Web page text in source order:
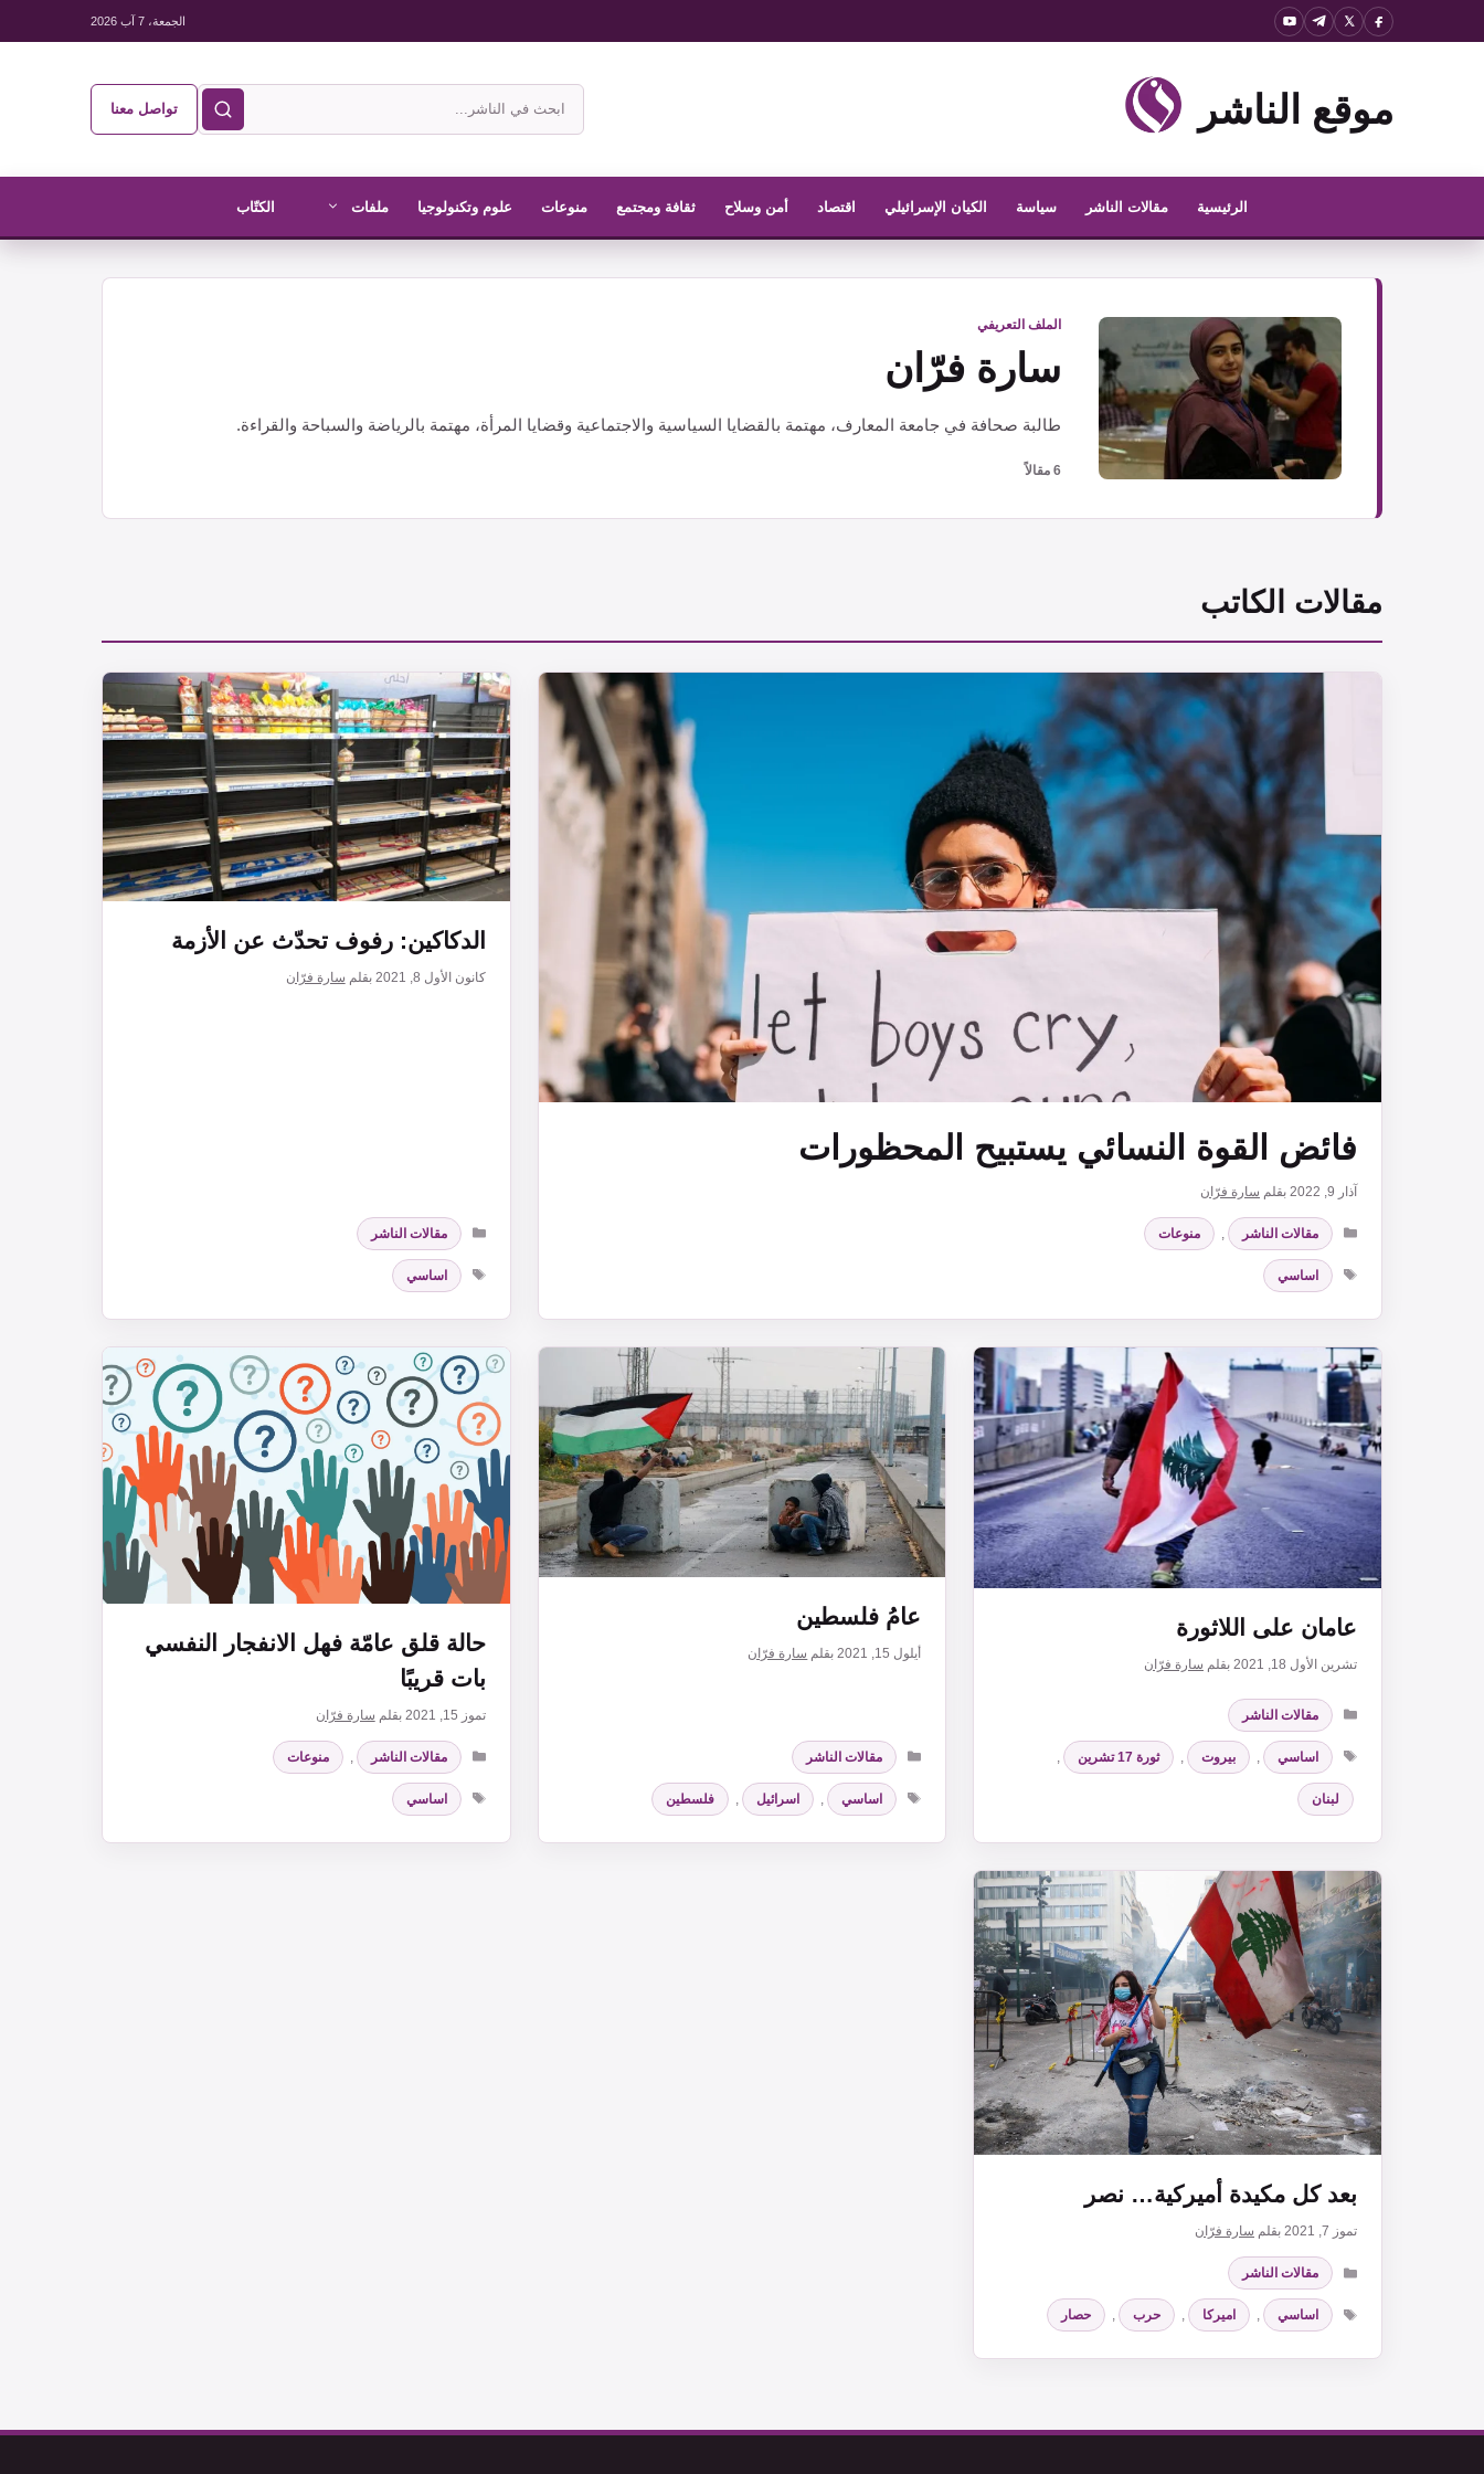
الجمعة، 7 آب 2026
موقع الناشر
ابحث
في
الناشر
تواصل معنا
الرئيسية مقالات الناشر سياسة الكيان الإسرائيلي اقتصاد أمن وسلاح ثقافة ومجتمع منوعات علوم وتكنولوجيا ملفات الكتّاب
الملف التعريفي
سارة فرّان
طالبة صحافة في جامعة المعارف، مهتمة بالقضايا السياسية والاجتماعية وقضايا المرأة، مهتمة بالرياضة والسباحة والقراءة.
6 مقالاً
مقالات الكاتب
فائض القوة النسائي يستبيح المحظورات
آذار 9, 2022 بقلم سارة فرّان
التصنيفات
مقالات الناشر ,
منوعات
الوسوم
اساسي
الدكاكين: رفوف تحدّث عن الأزمة
كانون الأول 8, 2021 بقلم سارة فرّان
التصنيفات
مقالات الناشر
الوسوم
اساسي
عامان على اللاثورة
تشرين الأول 18, 2021 بقلم سارة فرّان
التصنيفات
مقالات الناشر
الوسوم
اساسي بيروت ثورة 17 تشرين
لبنان
عامُ فلسطين
أيلول 15, 2021 بقلم سارة فرّان
التصنيفات
مقالات الناشر
الوسوم
اساسي اسرائيل فلسطين
حالة قلق عامّة فهل الانفجار النفسي
بات قريبًا
تموز 15, 2021 بقلم سارة فرّان
التصنيفات
مقالات الناشر
منوعات
الوسوم
اساسي
بعد كل مكيدة أميركية… نصر
تموز 7, 2021 بقلم سارة فرّان
التصنيفات
مقالات الناشر
الوسوم
اساسي , اميركا , حرب , حصار